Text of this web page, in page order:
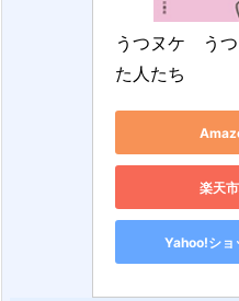
うつヌケ　う
た人たち
楽天
Yahoo!ショ